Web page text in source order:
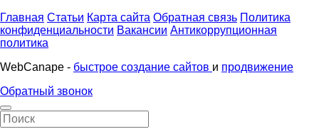
Главная Статьи Карта сайта Обратная связь Политика
конфиденциальности Вакансии Антикоррупционная
политика
WebCanape - быстрое создание сайтов и продвижение
Обратный звонок